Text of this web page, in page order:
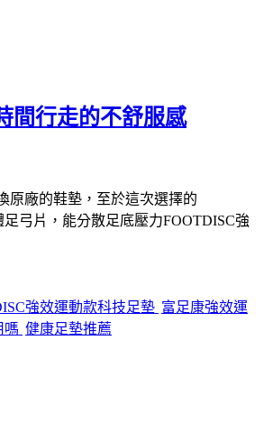
間行走的不舒服感
原廠的鞋墊，至於這次選擇的
弓片，能分散足底壓力FOOTDISC強
強效運動款科技足墊 富足康強效運
嗎 健康足墊推薦